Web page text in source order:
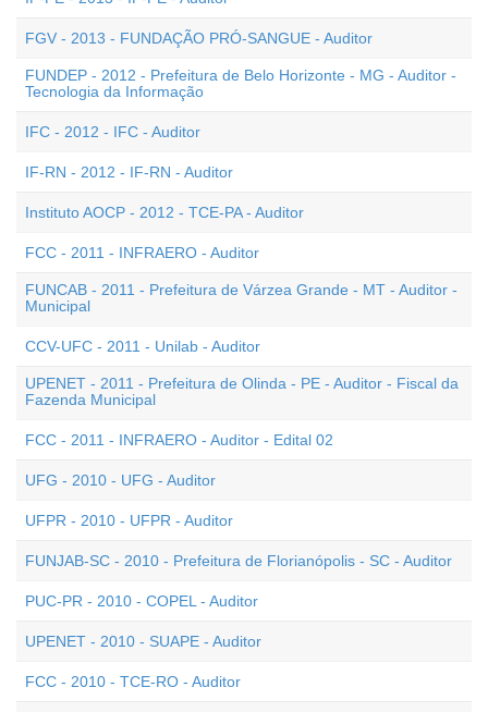
FGV - 2013 - FUNDAÇÃO PRÓ-SANGUE - Auditor
FUNDEP - 2012 - Prefeitura de Belo Horizonte - MG - Auditor -
Tecnologia da Informação
IFC - 2012 - IFC - Auditor
IF-RN - 2012 - IF-RN - Auditor
Instituto AOCP - 2012 - TCE-PA - Auditor
FCC - 2011 - INFRAERO - Auditor
FUNCAB - 2011 - Prefeitura de Várzea Grande - MT - Auditor -
Municipal
CCV-UFC - 2011 - Unilab - Auditor
UPENET - 2011 - Prefeitura de Olinda - PE - Auditor - Fiscal da
Fazenda Municipal
FCC - 2011 - INFRAERO - Auditor - Edital 02
UFG - 2010 - UFG - Auditor
UFPR - 2010 - UFPR - Auditor
FUNJAB-SC - 2010 - Prefeitura de Florianópolis - SC - Auditor
PUC-PR - 2010 - COPEL - Auditor
UPENET - 2010 - SUAPE - Auditor
FCC - 2010 - TCE-RO - Auditor